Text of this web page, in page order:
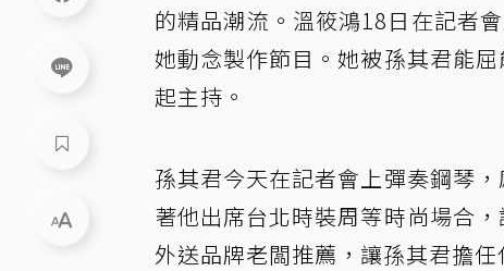
的精品潮流。溫筱鴻18日在記者
她動念製作節目。她被孫其君能
起主持。
孫其君今天在記者會上彈奏鋼琴
著他出席台北時裝周等時尚場合
外送品牌老闆推薦，讓孫其君擔任